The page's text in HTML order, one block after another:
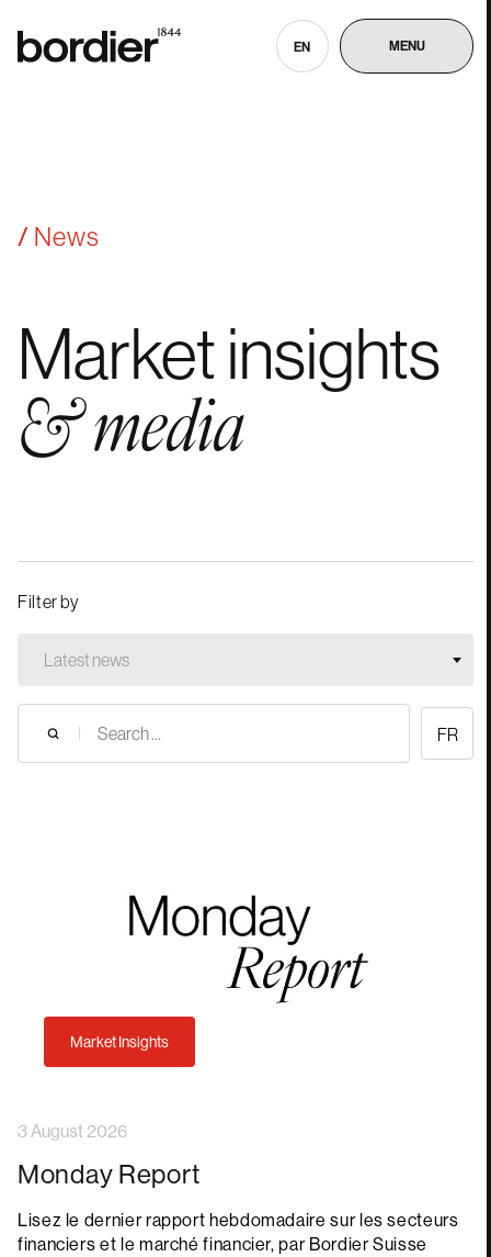
EN MENU
News
Marketinsights
& media
Filter by
Latest news
FR
Market Insights
3 August 2026
Monday Report
Lisez le dernier rapport hebdomadaire sur les secteurs
financiers et le marché financier, par Bordier Suisse